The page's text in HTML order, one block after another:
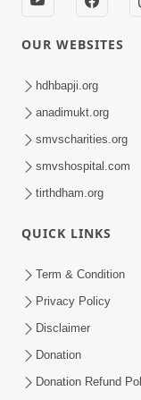
OUR WEBSITES
hdhbapji.org
anadimukt.org
smvscharities.org
smvshospital.com
tirthdham.org
QUICK LINKS
Term & Condition
Privacy Policy
Disclaimer
Donation
Donation Refund